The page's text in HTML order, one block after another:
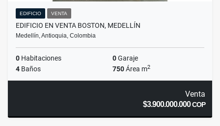
EDIFICIO VENTA
EDIFICIO EN VENTA BOSTON, MEDELLÍN
Medellín, Antioquia, Colombia
0 Habitaciones 0Garaje
4 Baños 750Área m2
Venta
$3.900.000.000COP